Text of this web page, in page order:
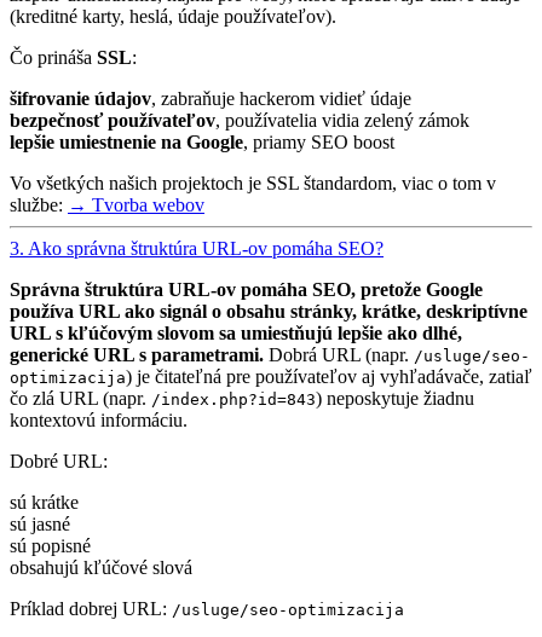
(kreditné karty, heslá, údaje používateľov).
Čo prináša SSL:
šifrovanie údajov, zabraňuje hackerom vidieť údaje
bezpečnosť používateľov, používatelia vidia zelený zámok
lepšie umiestnenie na Google, priamy SEO boost
Vo všetkých našich projektoch je SSL štandardom, viac o tom v
službe: → Tvorba webov
3. Ako správna štruktúra URL-ov pomáha SEO?
Správna štruktúra URL-ov pomáha SEO, pretože Google
používa URL ako signál o obsahu stránky, krátke, deskriptívne
URL s kľúčovým slovom sa umiestňujú lepšie ako dlhé,
generické URL s parametrami. Dobrá URL (napr. /usluge/seo-
optimizacija) je čitateľná pre používateľov aj vyhľadávače, zatiaľ
čo zlá URL (napr. /index.php?id=843) neposkytuje žiadnu
kontextovú informáciu.
Dobré URL:
sú krátke
sú jasné
sú popisné
obsahujú kľúčové slová
Príklad dobrej URL: /usluge/seo-optimizacija